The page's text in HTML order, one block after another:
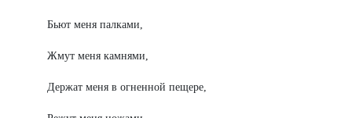
Бьют меня палками,
Жмут меня камнями,
Держат меня в огненной пещере,